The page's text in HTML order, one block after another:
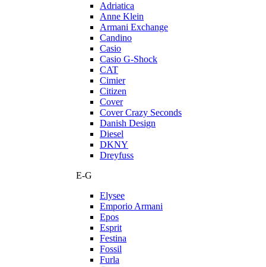
Adriatica
Anne Klein
Armani Exchange
Candino
Casio
Casio G-Shock
CAT
Cimier
Citizen
Cover
Cover Crazy Seconds
Danish Design
Diesel
DKNY
Dreyfuss
E-G
Elysee
Emporio Armani
Epos
Esprit
Festina
Fossil
Furla